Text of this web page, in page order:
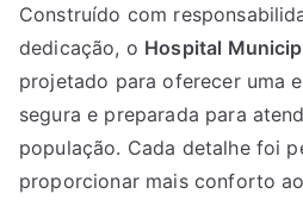
Construído com
dedicação, o Hospital
projetado para oferecer uma
segura e preparada para
população. Cada detalhe foi
proporcionar mais conforto